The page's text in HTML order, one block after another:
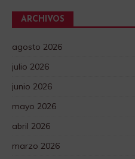
ARCHIVOS
agosto 2026
julio 2026
junio 2026
mayo 2026
abril 2026
marzo 2026